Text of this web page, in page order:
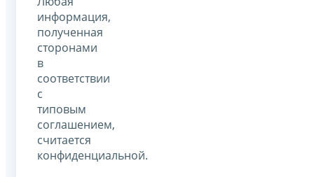
информация,
полученная
сторонами
в
соответствии
с
типовым
соглашением,
считается
конфиденциальной.